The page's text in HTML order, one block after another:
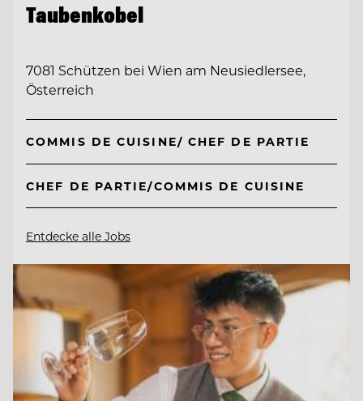
Taubenkobel
7081 Schützen bei Wien am Neusiedlersee,
Österreich
COMMIS DE CUISINE/ CHEF DE PARTIE
CHEF DE PARTIE/COMMIS DE CUISINE
Entdecke alle Jobs